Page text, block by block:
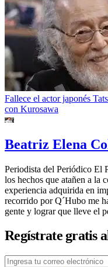
Fallece el actor japonés
con Kurosawa
Beatriz Elena
Periodista del Periódico El
los hechos que atañen a la
experiencia adquirida en
recorrido por Q´Hubo me
gente y lograr que lleve el
Regístrate gratis